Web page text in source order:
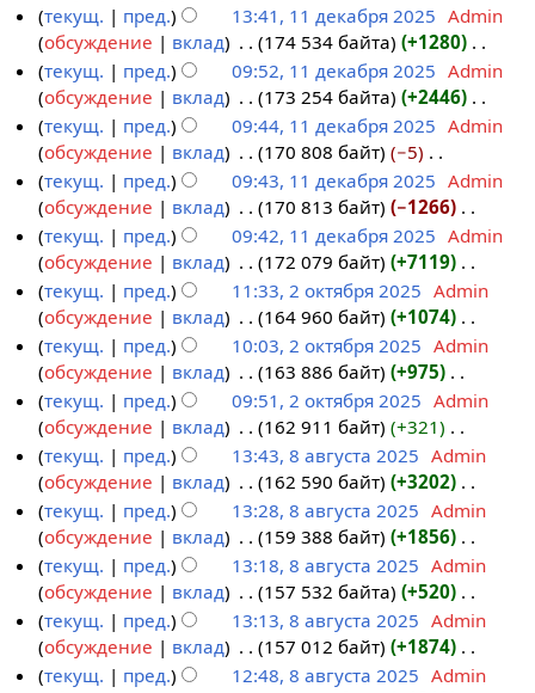
к
и
р
а
в
к
и
и
я
п
р
а
в
к
и
с
а
н
и
я
п
р
а
в
к
и
а
р
2
2
п
и
с
а
н
и
я
п
р
а
в
к
и
т
о
п
и
с
а
н
и
я
п
р
а
в
к
и
Н
е
т
о
п
и
с
а
н
и
я
п
р
а
в
к
и
1
е
а
р
2
2
текущ. пред. 13:41, 11 декабря 2025 Admin
обсуждение
вклад 174 534 байта +1280
Н
е
т
о
п
и
с
а
н
и
я
п
р
а
в
к
и
текущ. пред. 09:52, 11 декабря 2025 Admin
обсуждение
вклад 173 254 байта +2446
Н
е
т
о
п
и
с
а
н
и
я
п
р
а
в
к
и
текущ. пред. 09:44, 11 декабря 2025 Admin
обсуждение
вклад 170 808 байт −5
Н
е
т
о
п
и
с
а
н
и
я
п
р
а
в
к
и
текущ. пред. 09:43, 11 декабря 2025 Admin
обсуждение
вклад 170 813 байт −1266
Н
е
т
о
п
и
с
а
н
и
я
п
р
а
в
к
и
текущ. пред. 09:42, 11 декабря 2025 Admin
обсуждение
вклад 172 079 байт +7119
Н
е
т
о
п
и
с
а
н
и
я
п
р
а
в
к
о
т
б
я
0
5
текущ. пред. 11:33, 2 октября 2025 Admin
обсуждение
вклад 164 960 байт +1074
Н
е
т
о
п
и
с
а
н
и
я
п
р
а
текущ. пред. 10:03, 2 октября 2025 Admin
обсуждение
вклад 163 886 байт +975
Н
е
т
о
п
и
с
а
н
и
я
п
текущ. пред. 09:51, 2 октября 2025 Admin
обсуждение
вклад 162 911 байт +321
Н
е
т
о
п
и
с
а
н
а
г
с
а
текущ. пред. 13:43, 8 августа 2025 Admin
обсуждение
вклад 162 590 байт +3202
Н
е
т
о
п
и
с
текущ. пред. 13:28, 8 августа 2025 Admin
обсуждение
вклад 159 388 байт +1856
Н
е
т
о
п
текущ. пред. 13:18, 8 августа 2025 Admin
обсуждение
вклад 157 532 байта +520
Н
е
т
текущ. пред. 13:13, 8 августа 2025 Admin
обсуждение
вклад 157 012 байт +1874
Нтекущ. пред. 12:48, 8 августа 2025 Admin